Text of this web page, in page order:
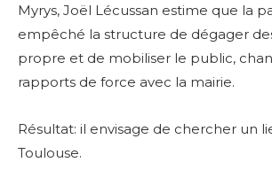
Myrys, Joël Lécussan estime que la
empêché la structure de dégager
propre et de mobiliser le public,
rapports de force avec la mairie.
Résultat: il envisage de chercher un
Toulouse.